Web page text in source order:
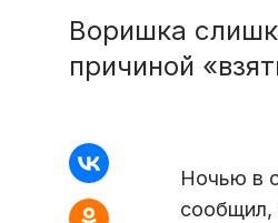
Воришка
причиной
Ночью в
сообщил,